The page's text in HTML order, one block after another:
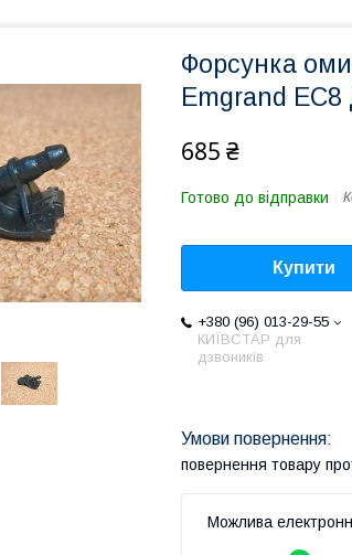
Форсунка
Emgrand
685 ₴
Готово до відправки
Купити
+380 (96) 013-29-55
КИЇВСТАР для
дзвоників
повернення товару